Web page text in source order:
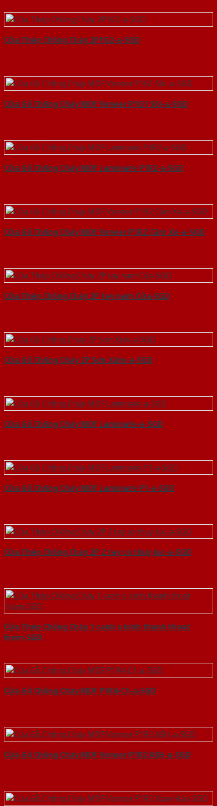
Cửa Thép Chống Cháy 2P1G2-a-SGD
Cửa Gỗ Chống Cháy MDF Veneer P1G1 Sồi-a-SGD
Cửa Gỗ Chống Cháy MDF Laminate P1R2-a-SGD
Cửa Gỗ Chống Cháy MDF Veneer P1R2 Căm Xe-a-SGD
Cửa Thép Chống Cháy 2P tay nam Cửa-SGD
Cửa Gỗ Chống Cháy 2P Sơn Xám-a-SGD
Cửa Gỗ Chống Cháy MDF Laminate-a-SGD
Cửa Gỗ Chống Cháy MDF Laminate P1-a-SGD
Cửa Thép Chống Cháy 2P 2 tay co thuy luc-a-SGD
Cửa Thép Chống Cháy 1 canh o kinh thanh thoat
hiem-SGD
Cửa Gỗ Chống Cháy MDF P1R4-C1-a-SGD
Cửa Gỗ Chống Cháy MDF Veneer P1R2 ASH-a-SGD